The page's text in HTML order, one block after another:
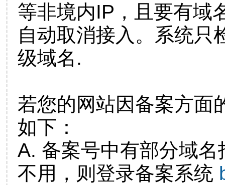
等非境内IP，且要有域
自动取消接入。系统只
级域名.
若您的网站因备案方面
如下：
A. 备案号中有部分域
不用，则登录备案系统